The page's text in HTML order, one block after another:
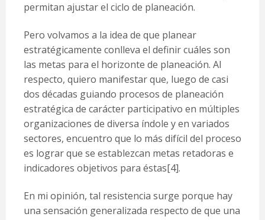
permitan ajustar el ciclo de planeación.
Pero volvamos a la idea de que planear
estratégicamente conlleva el definir cuáles son
las metas para el horizonte de planeación. Al
respecto, quiero manifestar que, luego de casi
dos décadas guiando procesos de planeación
estratégica de carácter participativo en múltiples
organizaciones de diversa índole y en variados
sectores, encuentro que lo más difícil del proceso
es lograr que se establezcan metas retadoras e
indicadores objetivos para éstas[4].
En mi opinión, tal resistencia surge porque hay
una sensación generalizada respecto de que una